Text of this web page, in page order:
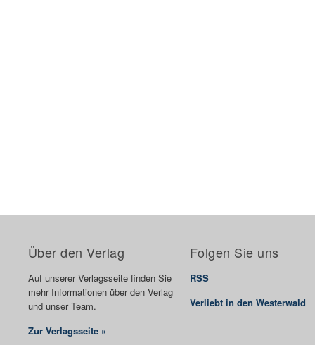
Über den Verlag
Auf unserer Verlagsseite finden Sie
mehr Informationen über den Verlag
und unser Team.
Zur Verlagsseite »
Folgen Sie uns
RSS
Verliebt in den Westerwald